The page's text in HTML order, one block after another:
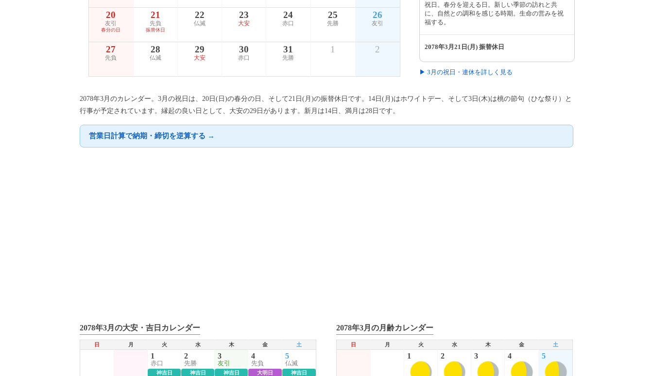
20
友引
春分の日
21
先負
振替休日
22
仏滅
23
大安
24
赤口
25
先勝
26
友引
27
先負
28
仏滅
29
大安
30
赤口
31
先勝
1 2
祝日。春分を迎える日。新しい季節の訪れと共
に、自然との調和を感じる時期。生命の営みを祝
福する。
2078年3月21日(月) 振替休日
▶ 3月の祝日・連休を詳しく見る
2078年3月のカレンダー。3月の祝日は、20日(日)の春分の日、そして21日(月)の振替休日です。14日(月)はホワイトデー、そして3日(木)は桃の節句（ひな祭り）と
行事が予定されています。縁起の良い日として、大安の29日があります。新月は14日、満月は28日です。
営業日計算で納期・締切を逆算する →
2078年3月の大安・吉日カレンダー
日 月 火 水 木 金 土
1
赤口
神吉日
2
先勝
神吉日
3
友引
神吉日
4
先負
大明日
5
仏滅
神吉日
2078年3月の月齢カレンダー
日 月 火 水 木 金 土
1 2 3 4 5